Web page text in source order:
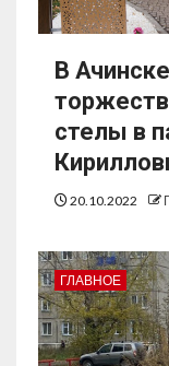
В
стелы в
20.10.2022
ГЛАВНОЕ